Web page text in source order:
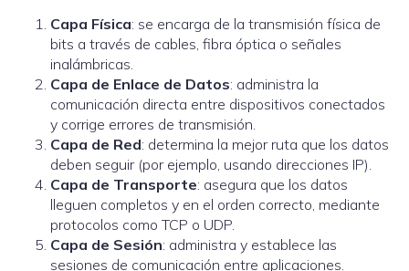
Capa Física: se encarga de la transmisión física de
bits a través de cables, fibra óptica o señales
inalámbricas.
Capa de Enlace de Datos: administra la
comunicación directa entre dispositivos conectados
y corrige errores de transmisión.
Capa de Red: determina la mejor ruta que los datos
deben seguir (por ejemplo, usando direcciones IP).
Capa de Transporte: asegura que los datos
lleguen completos y en el orden correcto, mediante
protocolos como TCP o UDP.
Capa de Sesión: administra y establece las
sesiones de comunicación entre aplicaciones.